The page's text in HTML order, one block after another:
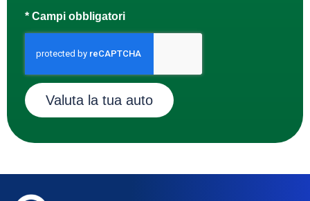
* Campi obbligatori
Valuta la tua auto